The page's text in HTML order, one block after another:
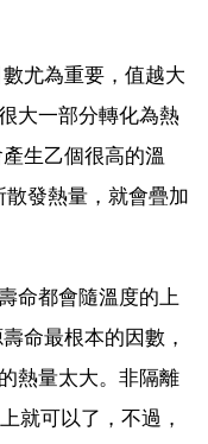
尤為重要，值越大
大一部分轉化為熱
生乙個很高的溫
發熱量，就會疊加
命都會隨溫度的上
命最根本的因數，
熱量太大。非隔離
就可以了，不過，